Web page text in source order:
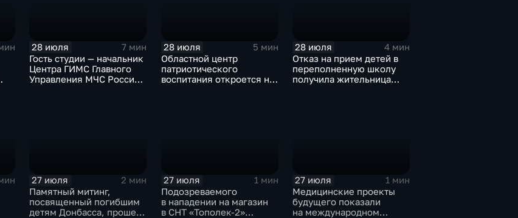
28 июля
7 мин
Гость студии — начальник
Центра ГИМС Главного
Управления МЧС России
28 июля
5 мин
Областной центр
патриотического
воспитания откроется на
28 июля
4 мин
Отказ на прием детей в
переполненную школу
получила жительница
27 июля
2 мин
Памятный митинг,
посвященный погибшим
детям Донбасса, прошел
27 июля
1 мин
Подозреваемого
в нападении на магазин
в СНТ «Тополек-2»
27 июля
1 мин
Медицинские проекты
будущего показали
на международном